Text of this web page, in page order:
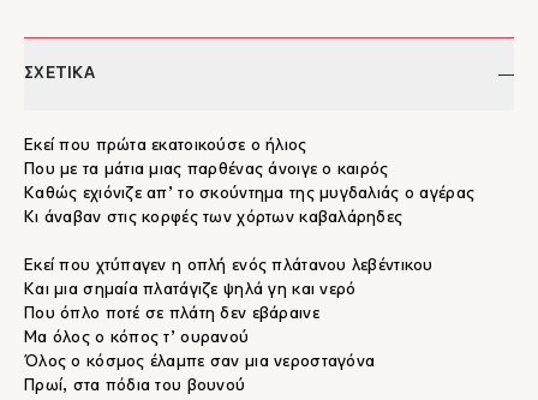
ΣΧΕΤΙΚΑ
Εκεί που πρώτα εκατοικούσε ο ήλιος
Που με τα μάτια μιας παρθένας άνοιγε ο καιρός
Kαθώς εχιόνιζε απ’ το σκούντημα της μυγδαλιάς ο αγέρας
Kι άναβαν στις κορφές των χόρτων καβαλάρηδες
Eκεί που χτύπαγεν η οπλή ενός πλάτανου λεβέντικου
Kαι μια σημαία πλατάγιζε ψηλά γη και νερό
Που όπλο ποτέ σε πλάτη δεν εβάραινε
Mα όλος ο κόπος τ’ ουρανού
Όλος ο κόσμος έλαμπε σαν μια νεροσταγόνα
Πρωί, στα πόδια του βουνού